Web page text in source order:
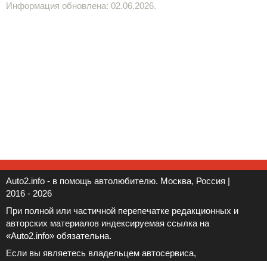
Информация обновлена: 02.06.2026.
Auto2.info - в помощь автолюбителю. Москва, Россия |
2016 - 2026
При полной или частичной перепечатке редакционных и
авторских материалов индексируемая ссылка на
«Auto2.info» обязательна.
Если вы являетесь владельцем автосервиса,